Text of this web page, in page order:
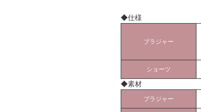
◆仕様
ブラジャー
ショーツ
◆素材
ブラジャー